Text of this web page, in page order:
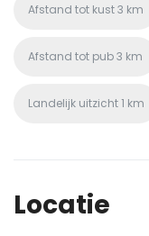
Afstand tot kust3 km
Afstand tot pub3 km
Landelijk uitzicht1 km
Locatie